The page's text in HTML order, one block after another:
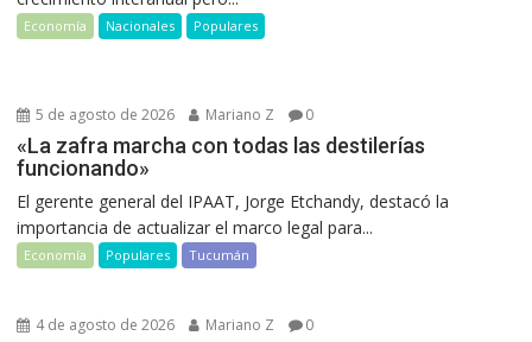
Economía Nacionales Populares
5 de agosto de 2026 Mariano Z 0
«La zafra marcha con todas las destilerías
funcionando»
El gerente general del IPAAT, Jorge Etchandy, destacó la
importancia de actualizar el marco legal para...
Economía Populares Tucumán
4 de agosto de 2026 Mariano Z 0